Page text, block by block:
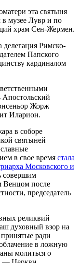
эта святыня
в музее Лувр и по
храм Сен-Жермен.
делегация Римско-
Папского
кардиналом
Жорж
Иларион.
в соборе
святыней
в свое время стала
Московского и
совершим
Венцом после
председатель
реликвий
духовный взор на
ради
в ложную
молиться о